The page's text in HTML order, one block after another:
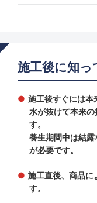
施工後に知
施工後すぐには本
水が抜けて本来
す。
養生期間中は結
が必要です。
施工直後、商品に
す。